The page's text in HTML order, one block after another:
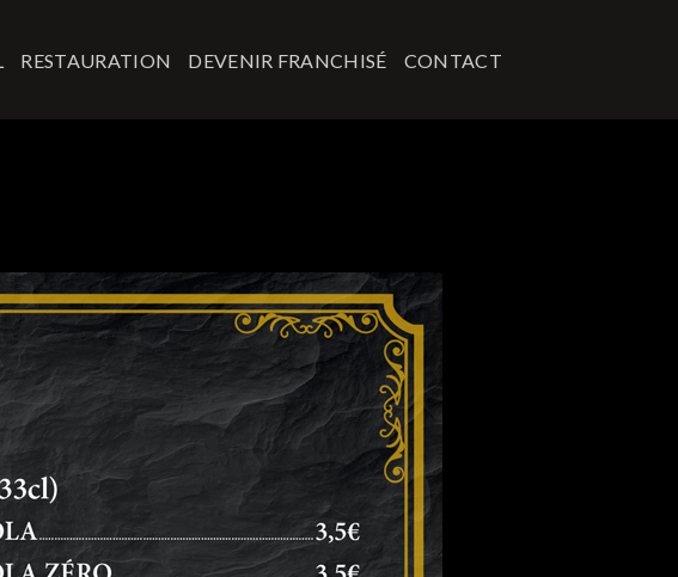
RESTAURATION DEVENIR FRANCHISÉ CONTACT